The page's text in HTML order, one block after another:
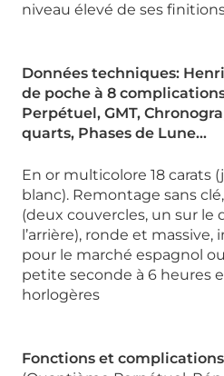
niveau élevé de ses
Données techniques:
de poche à 8
Perpétuel, GMT,
quarts, Phases de Lune…
En or multicolore 18 carats
blanc). Remontage sans
(deux couvercles, un sur le
l’arrière), ronde et
pour le marché espagnol
petite seconde à 6 heures
horlogères
Fonctions et complications